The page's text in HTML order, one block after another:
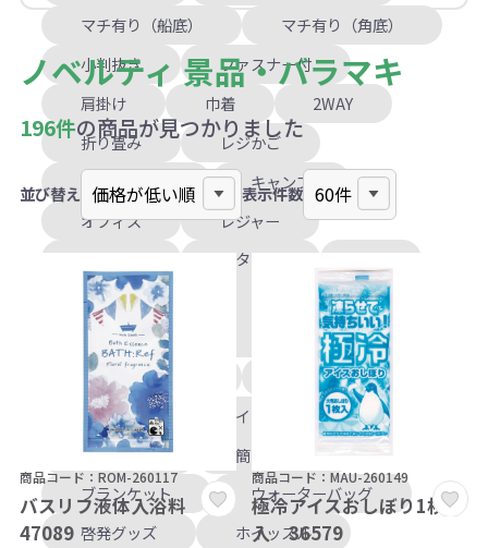
マチ有り（船底）
マチ有り（角底）
小判抜き
ファスナー付
肩掛け
巾着
2WAY
折り畳み
レジかご
ストラップ付
キャンプ
オフィス
レジャー
スポーツ
メタル調
3色
タッチペン付
スマホスタンド付
ハードカバー
ブックマーク付箋
ケース入り
懐中電灯
ライト
ラジオ
防災セット
簡易トイレ
ブランケット
ウォーターバッグ
啓発グッズ
ホイッスル
ノベルティ 景品・バラマキ
196件の商品が見つかりました
並び替え 表示件数
商品コード：ROM-260117
バスリフ液体入浴料
47089
商品コード：MAU-260149
極冷アイスおしぼり1枚
入 36579